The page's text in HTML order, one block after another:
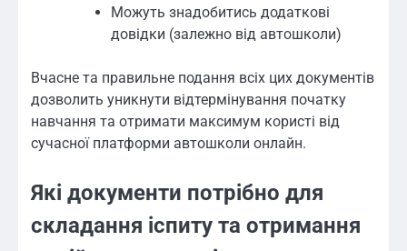
Можуть знадобитись додаткові
довідки (залежно від автошколи)
Вчасне та правильне подання всіх цих документів
дозволить уникнути відтермінування початку
навчання та отримати максимум користі від
сучасної платформи автошколи онлайн.
Які документи потрібно для
складання іспиту та отримання